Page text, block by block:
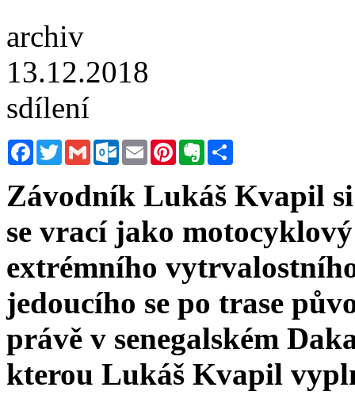
archiv
13.12.2018
sdílení
FacebookTwitterGmail Outlook.com
Email PinterestEvernote
Závodník Lukáš Kvapil
se vrací jako
extrémního
jedoucího se po trase
právě v senegalském
kterou Lukáš Kvapil